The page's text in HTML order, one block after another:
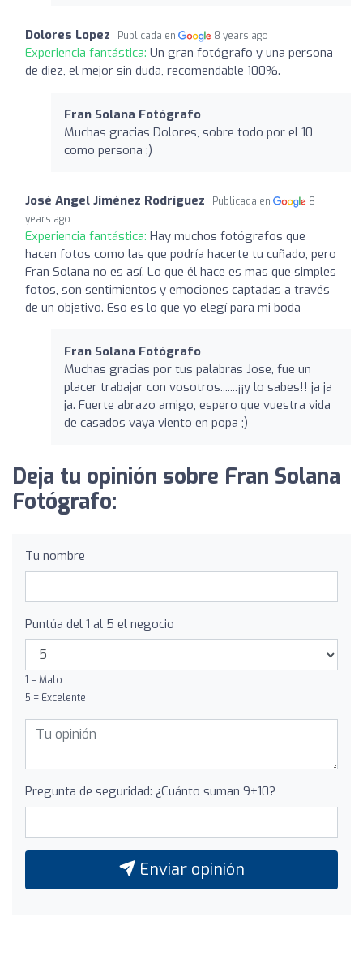
Dolores Lopez Publicada en 8 years ago
Experiencia fantástica: Un gran fotógrafo y una persona
de diez, el mejor sin duda, recomendable 100%.
Fran Solana Fotógrafo
Muchas gracias Dolores, sobre todo por el 10
como persona ;)
José Angel Jiménez Rodríguez Publicada en
8
years ago
Experiencia fantástica: Hay muchos fotógrafos que
hacen fotos como las que podría hacerte tu cuñado, pero
Fran Solana no es así. Lo que él hace es mas que simples
fotos, son sentimientos y emociones captadas a través
de un objetivo. Eso es lo que yo elegí para mi boda
Fran Solana Fotógrafo
Muchas gracias por tus palabras Jose, fue un
placer trabajar con vosotros.......¡¡y lo sabes!! ja ja
ja. Fuerte abrazo amigo, espero que vuestra vida
de casados vaya viento en popa ;)
Deja tu opinión sobre Fran Solana
Fotógrafo:
Tu nombre
Puntúa del 1 al 5 el negocio
1 = Malo
5 = Excelente
Pregunta de seguridad: ¿Cuánto suman 9+10?
Enviar opinión